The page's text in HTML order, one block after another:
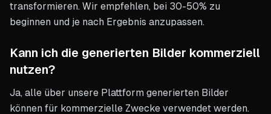
transformieren. Wir empfehlen, bei 30-50% zu
beginnen und je nach Ergebnis anzupassen.
Kann ich die generierten Bilder kommerziell
nutzen?
Ja, alle über unsere Plattform generierten Bilder
können für kommerzielle Zwecke verwendet werden.